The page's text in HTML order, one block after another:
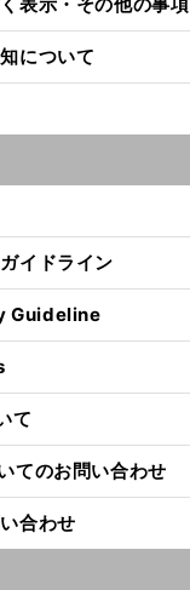
について
イドライン
Guideline
て
てのお問い合わせ
合わせ